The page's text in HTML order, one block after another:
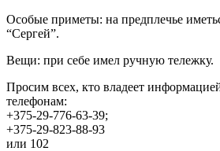
Особые приметы: на предплечье
“Сергей”.
Вещи: при себе имел ручную тележку.
Просим всех, кто владеет
телефонам:
+375-29-776-63-39;
+375-29-823-88-93
или 102